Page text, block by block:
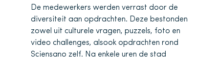
De medewerkers werden verrast door de
diversiteit aan opdrachten. Deze bestonden
zowel uit culturele vragen, puzzels, foto en
video challenges, alsook opdrachten rond
Sciensano zelf. Na enkele uren de stad